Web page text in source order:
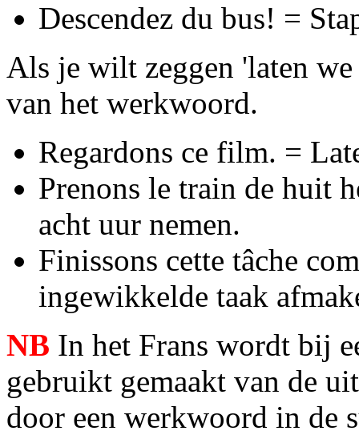
Descendez du bus! =
Als je wilt zeggen 'laten
van het werkwoord.
Regardons ce film. =
Prenons le train de huit
acht uur nemen.
Finissons cette tâche
ingewikkelde taak
NB In het Frans wordt bij
gebruikt gemaakt van de
door een werkwoord in de